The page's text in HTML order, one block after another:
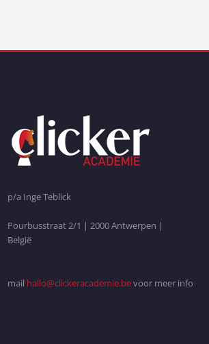
p/a Inge Teblick
Pourbusstraat 2/1 | 2000 Antwerpen |
België
mail hallo@clickeracademie.bevoor meer info